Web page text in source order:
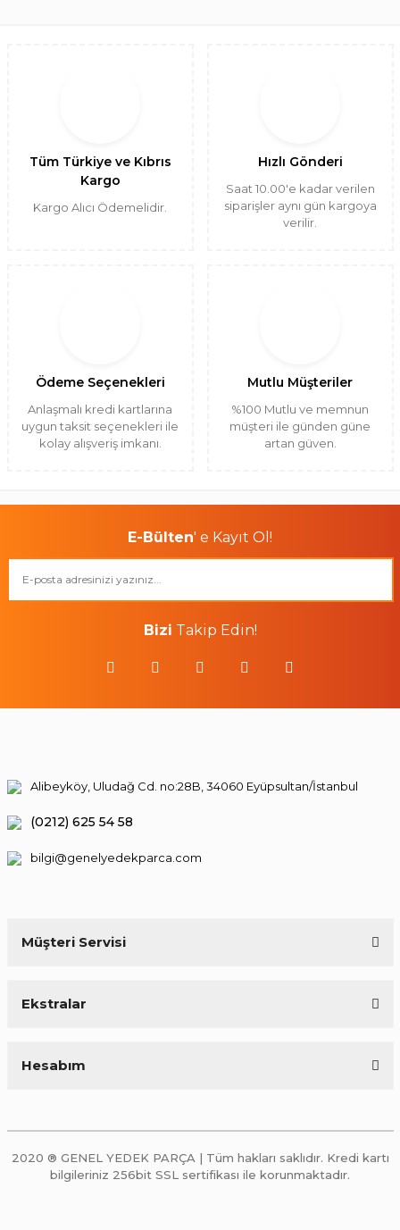
Tüm Türkiye ve Kıbrıs
Kargo
Kargo Alıcı Ödemelidir.
Hızlı Gönderi
Saat 10.00'e kadar verilen
siparişler aynı gün kargoya
verilir.
Ödeme Seçenekleri
Anlaşmalı kredi kartlarına
uygun taksit seçenekleri ile
kolay alışveriş imkanı.
Mutlu Müşteriler
%100 Mutlu ve memnun
müşteri ile günden güne
artan güven.
E-Bülten' e Kayıt Ol!
Bizi Takip Edin!
Müşteri Servisi
Ekstralar
Hesabım
2020 ® GENEL YEDEK PARÇA | Tüm hakları saklıdır. Kredi kartı
bilgileriniz 256bit SSL sertifikası ile korunmaktadır.
Alibeyköy, Uludağ Cd. no:28B, 34060 Eyüpsultan/İstanbul
(0212) 625 54 58
bilgi@genelyedekparca.com